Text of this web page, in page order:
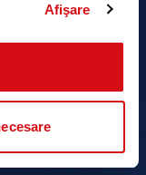
Afişare